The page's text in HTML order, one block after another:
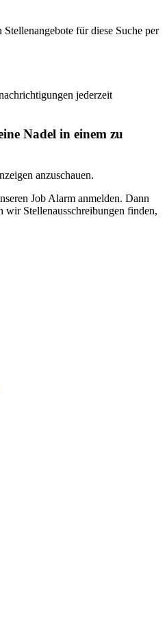
Stellenangebote für diese Suche per
jederzeit
Nadel in einem zu
anzuschauen.
Job Alarm anmelden. Dann
wir Stellenausschreibungen finden,